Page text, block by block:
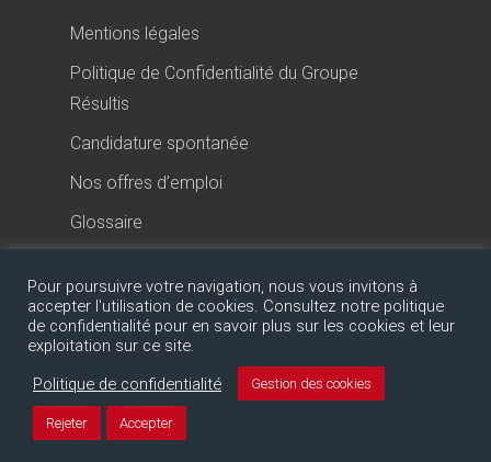
Mentions légales
Politique de Confidentialité du Groupe
Résultis
Candidature spontanée
Nos offres d’emploi
Glossaire
© 2026 Expert-Comptable Groupe Résultis.
linkedin
Pour poursuivre votre navigation, nous vous invitons à
accepter l'utilisation de cookies. Consultez notre politique
de confidentialité pour en savoir plus sur les cookies et leur
exploitation sur ce site.
Politique de confidentialité
Gestion des cookies
Rejeter Accepter